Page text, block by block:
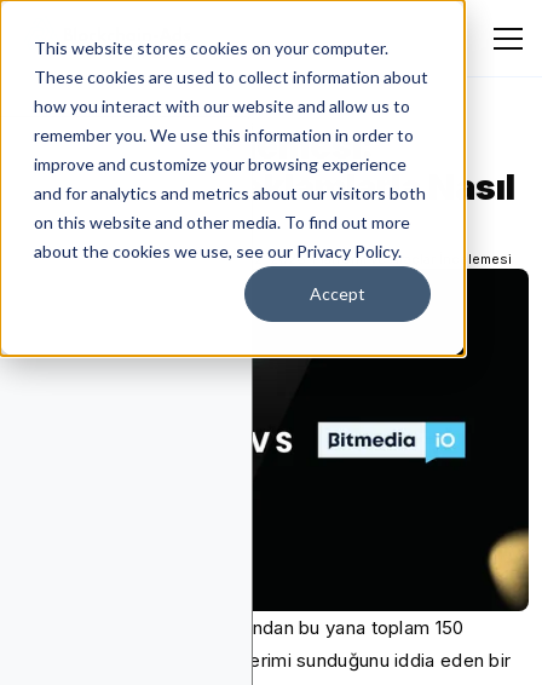
This website stores cookies on your computer.
These cookies are used to collect information about
how you interact with our website and allow us to
remember you. We use this information in order to
improve and customize your browsing experience
and for analytics and metrics about our visitors both
on this website and other media. To find out more
about the cookies we use, see our Privacy Policy.
Accept
Bitmedia İncelemesi:
Blockchain-Reklamlarla Nasıl
Karşılaştırılır
Ekokotu Emmanuel Eguono May 12, 2026 Platform ve Araçlar İncelemesi
Bitmedia, 2014'teki kuruluşundan bu yana toplam 150
milyardan fazla reklam gösterimi sunduğunu iddia eden bir